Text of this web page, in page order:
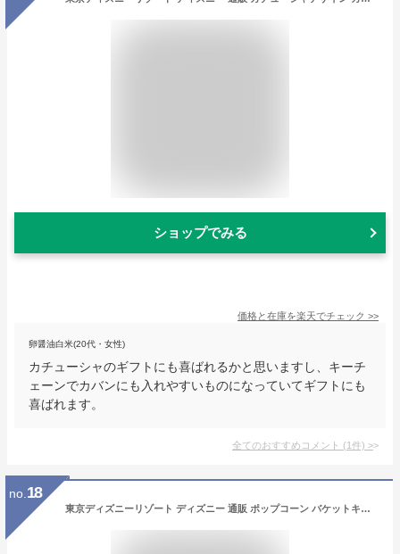
ショップでみる
価格と在庫を楽天でチェック >>
卵醤油白米(20代・女性)
カチューシャのギフトにも喜ばれるかと思いますし、キーチ
ェーンでカバンにも入れやすいものになっていてギフトにも
喜ばれます。
全てのおすすめコメント (1件) >
no. 18
東京ディズニーリゾート ディズニー 通販 ポップコーン バケットキーチェーン ダンボ おみやげ お土産 無料ギフトラッピング TDR ディズニーランド ディズニーシー キーホルダー